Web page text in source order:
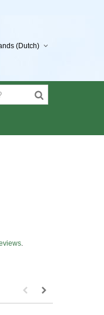
(Dutch)
.